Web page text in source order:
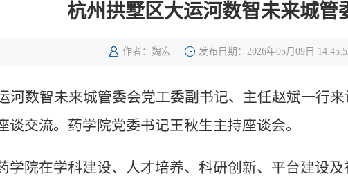
杭州拱墅区大运河数智未来城管
作者：魏宏 发布日期：2026年05月09日
河数智未来城管委会党工委副书记、主任赵斌一行
交流。药学院党委书记王秋生主持座谈会。
学院在学科建设、人才培养、科研创新、平台建设